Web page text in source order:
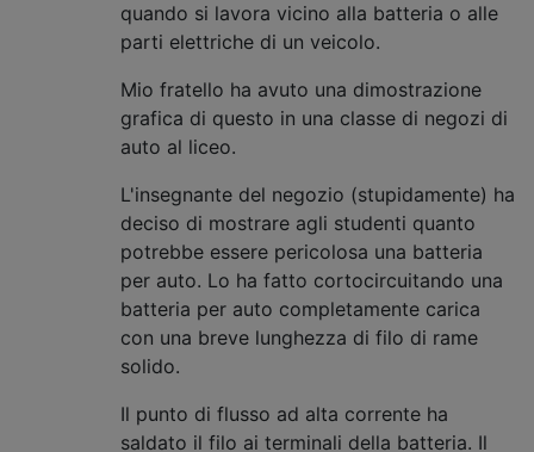
quando si lavora vicino alla batteria o alle
parti elettriche di un veicolo.
Mio fratello ha avuto una dimostrazione
grafica di questo in una classe di negozi di
auto al liceo.
L'insegnante del negozio (stupidamente) ha
deciso di mostrare agli studenti quanto
potrebbe essere pericolosa una batteria
per auto. Lo ha fatto cortocircuitando una
batteria per auto completamente carica
con una breve lunghezza di filo di rame
solido.
Il punto di flusso ad alta corrente ha
saldato il filo ai terminali della batteria. Il